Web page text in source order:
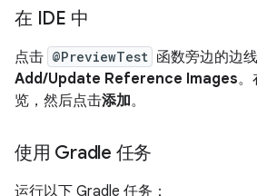
在 IDE 中
点击 @PreviewTest 函数旁边的边
Add/Update Reference Images。
览，然后点击添加。
使用 Gradle 任务
运行以下 Gradle 任务：